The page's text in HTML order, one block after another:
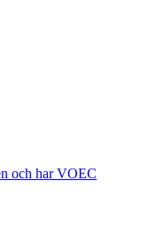
och har VOEC